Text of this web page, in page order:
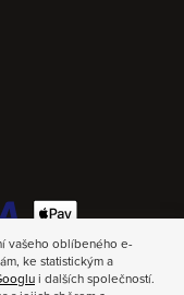
vašeho oblíbeného e-
ke statistickým a
i dalších společností.